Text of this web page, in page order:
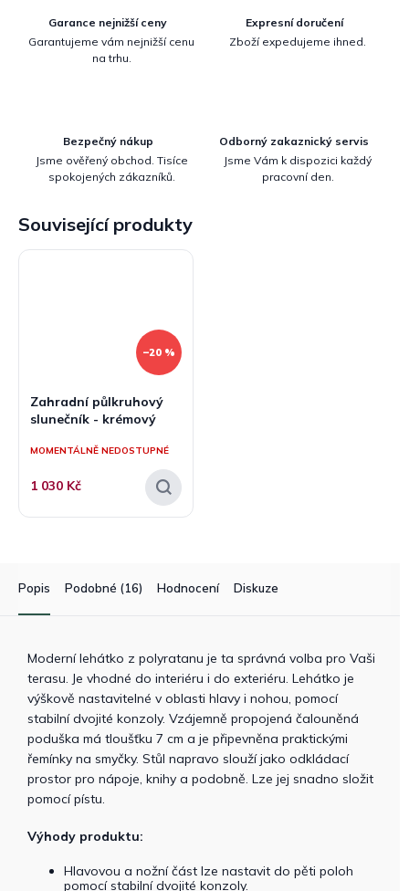
Garance nejnižší ceny
Garantujeme vám nejnižší cenu
na trhu.
Expresní doručení
Zboží expedujeme ihned.
Bezpečný nákup
Jsme ověřený obchod. Tisíce
spokojených zákazníků.
Odborný zakaznický servis
Jsme Vám k dispozici každý
pracovní den.
Související produkty
–20 %
Zahradní půlkruhový
slunečník - krémový
MOMENTÁLNĚ NEDOSTUPNÉ
1 030 Kč
Popis Podobné (16) Hodnocení Diskuze
Moderní lehátko z polyratanu je ta správná volba pro Vaši
terasu. Je vhodné do interiéru i do exteriéru. Lehátko je
výškově nastavitelné v oblasti hlavy i nohou, pomocí
stabilní dvojité konzoly. Vzájemně propojená čalouněná
poduška má tloušťku 7 cm a je připevněna praktickými
řemínky na smyčky. Stůl napravo slouží jako odkládací
prostor pro nápoje, knihy a podobně. Lze jej snadno složit
pomocí pístu.
Výhody produktu:
Hlavovou a nožní část lze nastavit do pěti poloh
pomocí stabilní dvojité konzoly.